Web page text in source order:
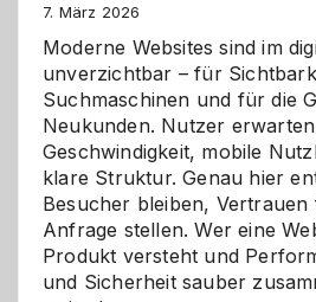
7. März 2026
Moderne Websites sind im
unverzichtbar – für
Suchmaschinen und für die
Neukunden. Nutzer
Geschwindigkeit, mobile
klare Struktur. Genau hier
Besucher bleiben, Vertrauen
Anfrage stellen. Wer eine
Produkt versteht und
und Sicherheit sauber